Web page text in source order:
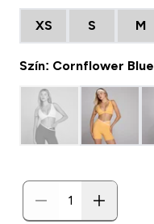
XS S M
Szín: Cornflower Blue